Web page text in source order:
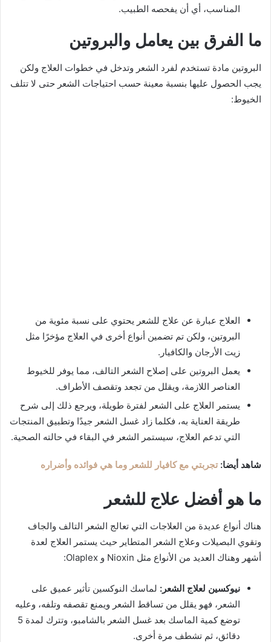
المناسب، أي أن يفحصه الطبيب.
ما الفرق بين يعامل والبروتين
البروتين مادة تستخدم لفرد الشعر وتدخل في خطوات العلاج ولكن
يجب الحصول عليها بنسبة معينة حسب احتياجات الشعر حتى لا تتلف
الخيوط:
العلاج عبارة عن علاج للشعر يحتوي على نسبة مئوية من
البروتين، ولكن تم تضمين أنواع أخرى في العلاج مؤخرًا مثل
زيت الأرجان والكافيار.
يعمل البروتين على إصلاح الشعر التالف، مما يوفر للخيوط
العناصر اللازمة، ويقلل من تجعد وتقصف الأطراف.
يستمر العلاج على الشعر لفترة طويلة، ويرجع ذلك إلى شرح
طريقة العناية به، فكلما زاد غسل الشعر جيدًا وتطبيق المنتجات
التي تدعم العلاج، سيستمر الشعر في البقاء في حالته الصحية.
شاهد أيضا:تجربتي مع كافيار للشعر وما هي فوائده وأضراره
ما هو أفضل علاج للشعر
هناك أنواع عديدة من العلاجات التي تعالج الشعر التالف والجاف
وتقوي البصيلات وعلاج الشعر المتطاير حيث يستمر العلاج لعدة
أشهر وهناك العديد من الأنواع مثل Nioxin و Olaplex:
نيوكسين لعلاج الشعر: لماسك النوكسين تأثير عميق على
الشعر، فهو يقلل من تساقط الشعر ويمنع تقصفه وتلفه، وعليه
توضع كمية الماسك بعد غسل الشعر بالشامبو، وتترك لمدة 5
دقائق، ثم تشطف مرة أخرى.